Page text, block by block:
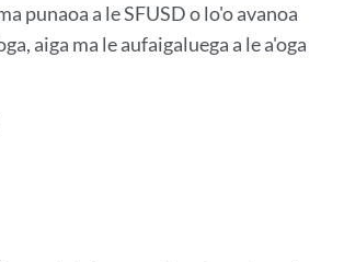
lenei
vaega
punaoa a le SFUSD o lo'o avanoa
aiga ma le aufaigaluega a le a'oga